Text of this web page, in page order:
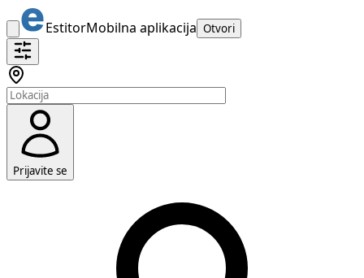
EstitorMobilna aplikacija Otvori
Prijavite se